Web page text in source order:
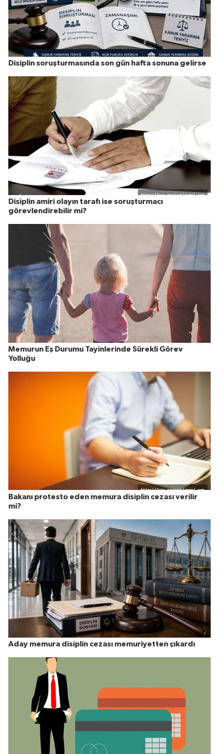
Disiplin soruşturmasında son gün hafta sonuna gelirse
Disiplin amiri olayın tarafı ise soruşturmacı
görevlendirebilir mi?
Memurun Eş Durumu Tayinlerinde Sürekli Görev
Yolluğu
Bakanı protesto eden memura disiplin cezası verilir
mi?
Aday memura disiplin cezası memuriyetten çıkardı